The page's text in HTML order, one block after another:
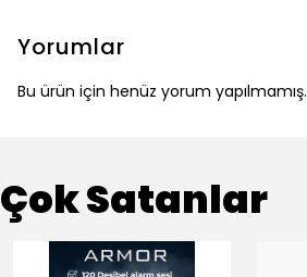
Yorumlar
Bu ürün için henüz yorum yapılmamış.
Çok Satanlar